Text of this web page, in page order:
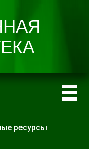
ресурсы